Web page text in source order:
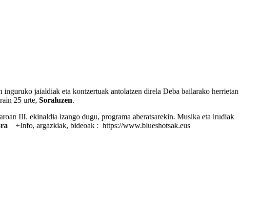
jaialdiak eta kontzertuak antolatzen direla Deba bailarako herrietan
25 urte, Soraluzen.
III. ekinaldia izango dugu, programa aberatsarekin. Musika eta irudiak
+Info, argazkiak, bideoak : https://www.blueshotsak.eus